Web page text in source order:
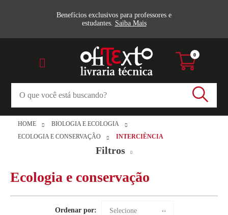
Benefícios exclusivos para professores e
estudantes. Saiba Mais
0
HOME
BIOLOGIA E ECOLOGIA
ECOLOGIA E CONSERVAÇÃO
INTERCIÊNCIA
Filtros
Ecologia e conservação (2)
Interciência
Veja todas as opções
Ecologia e conservação
Ordenar por: Selecione